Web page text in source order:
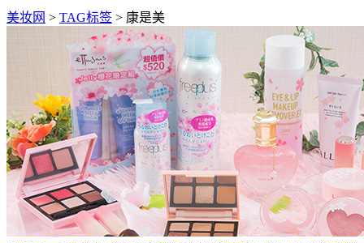
美妆网 > TAG标签 > 康是美